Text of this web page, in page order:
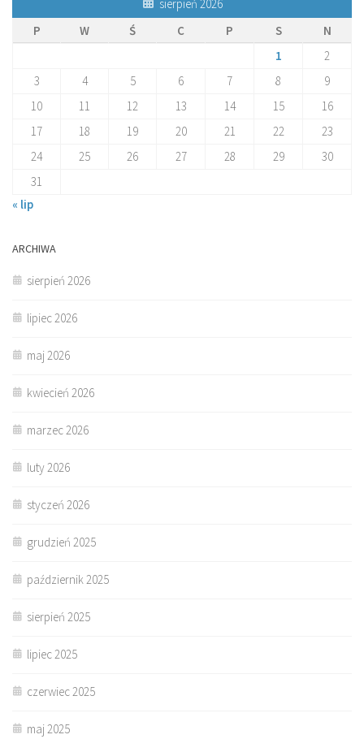
sierpień 2026
P
W Ś C P S
N
1
2
3
4 5 6 7 8
9
10
11 12 13 14 15
16
17
18 19 20 21 22
23
24
25 26 27 28 29
30
31
« lip
ARCHIWA
sierpień 2026
lipiec 2026
maj 2026
kwiecień 2026
marzec 2026
luty 2026
styczeń 2026
grudzień 2025
październik 2025
sierpień 2025
lipiec 2025
czerwiec 2025
maj 2025